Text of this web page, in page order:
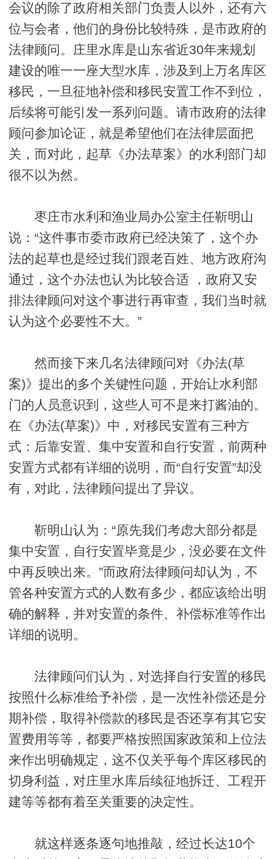
会议的除了政府相关部门负责人以外，还有六
位与会者，他们的身份比较特殊，是市政府的
法律顾问。庄里水库是山东省近30年来规划
建设的唯一一座大型水库，涉及到上万名库区
移民，一旦征地补偿和移民安置工作不到位，
后续将可能引发一系列问题。请市政府的法律
顾问参加论证，就是希望他们在法律层面把
关，而对此，起草《办法草案》的水利部门却
很不以为然。
枣庄市水利和渔业局办公室主任靳明山
说：“这件事市委市政府已经决策了，这个办
法的起草也是经过我们跟老百姓、地方政府沟
通过，这个办法也认为比较合适 ，政府又安
排法律顾问对这个事进行再审查，我们当时就
认为这个必要性不大。”
然而接下来几名法律顾问对《办法(草
案)》提出的多个关键性问题，开始让水利部
门的人员意识到，这些人可不是来打酱油的。
在《办法(草案)》中，对移民安置有三种方
式：后靠安置、集中安置和自行安置，前两种
安置方式都有详细的说明，而“自行安置”却没
有，对此，法律顾问提出了异议。
靳明山认为：“原先我们考虑大部分都是
集中安置，自行安置毕竟是少，没必要在文件
中再反映出来。”而政府法律顾问却认为，不
管各种安置方式的人数有多少，都应该给出明
确的解释，并对安置的条件、补偿标准等作出
详细的说明。
法律顾问们认为，对选择自行安置的移民
按照什么标准给予补偿，是一次性补偿还是分
期补偿，取得补偿款的移民是否还享有其它安
置费用等等，都要严格按照国家政策和上位法
来作出明确规定，这不仅关乎每个库区移民的
切身利益，对庄里水库后续征地拆迁、工程开
建等等都有着至关重要的决定性。
就这样逐条逐句地推敲，经过长达10个